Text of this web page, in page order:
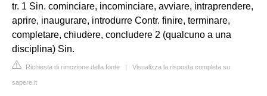
tr. 1 Sin. cominciare, incominciare, avviare, intraprendere,
aprire, inaugurare, introdurre Contr. finire, terminare,
completare, chiudere, concludere 2 (qualcuno a una
disciplina) Sin.
Richiesta di rimozione della fonte | Visualizza la risposta completa su
sapere.it